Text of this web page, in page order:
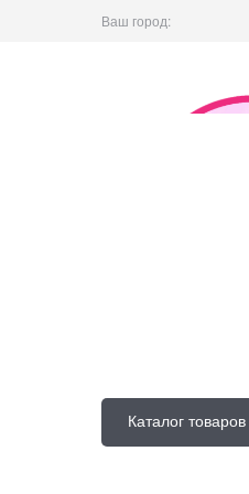
Ваш город:
Каталог товаров